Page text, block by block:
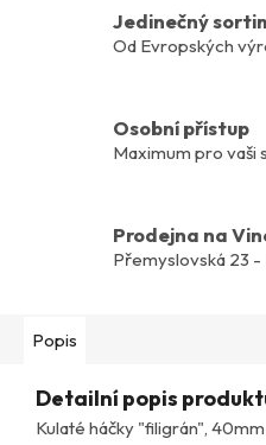
Jedinečný
Od Evropských
Osobní přístup
Maximum pro vaši
Prodejna na
Přemyslovská 23
Popis
Detailní popis
Kulaté háčky "filigrán",